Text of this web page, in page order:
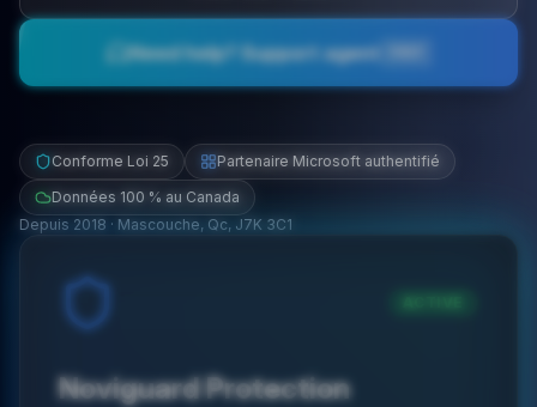
Need help? Support agent
Conforme Loi 25
Partenaire Microsoft authentifié
Données 100 % au Canada
Depuis 2018 · Mascouche, Qc, J7K 3C1
Noviguard Protection